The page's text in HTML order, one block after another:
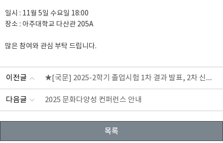
일시 : 11월 5일 수요일 18:00
장소 : 아주대학교 다산관 205A
많은 참여와 관심 부탁 드립니다.
이전글 ★[국문] 2025-2학기 졸업시험 1차 결과 발표, 2차 신청 안내
다음글 2025 문화다양성 컨퍼런스 안내
목록